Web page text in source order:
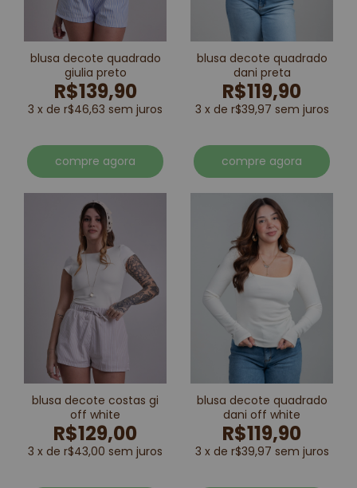
blusa decote quadrado
giulia preto
R$139,90
3 x de r$46,63 sem juros
compre agora
blusa decote quadrado
dani preta
R$119,90
3 x de r$39,97 sem juros
compre agora
blusa decote costas gi
off white
R$129,00
3 x de r$43,00 sem juros
blusa decote quadrado
dani off white
R$119,90
3 x de r$39,97 sem juros